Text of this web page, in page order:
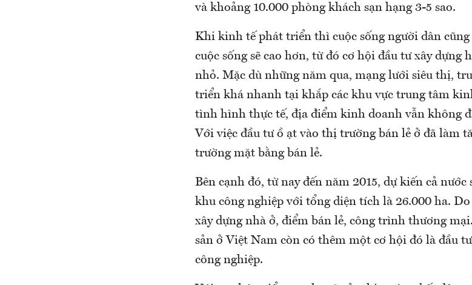
và khoảng 10.000 phòng khách sạn hạng 3-5 sao.
Khi kinh tế phát triển thì cuộc sống người dân cũng
cuộc sống sẽ cao hơn, từ đó cơ hội đầu tư xây dựng
nhỏ. Mặc dù những năm qua, mạng lưới siêu thị,
triển khá nhanh tại khắp các khu vực trung tâm
tình hình thực tế, địa điểm kinh doanh vẫn không
Với việc đầu tư ồ ạt vào thị trường bán lẻ ở đã làm
trường mặt bằng bán lẻ.
Bên cạnh đó, từ nay đến năm 2015, dự kiến cả
khu công nghiệp với tổng diện tích là 26.000 ha.
xây dựng nhà ở, điểm bán lẻ, công trình thương
sản ở Việt Nam còn có thêm một cơ hội đó là đầu
công nghiệp.